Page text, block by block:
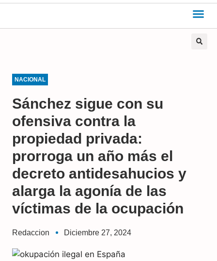
NACIONAL
Sánchez sigue con su
ofensiva contra la
propiedad privada:
prorroga un año más el
decreto antidesahucios y
alarga la agonía de las
víctimas de la ocupación
Redaccion Diciembre 27, 2024